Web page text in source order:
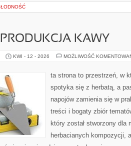
KAWY
KWI - 12 - 2026 MOŻLIWOŚĆ
ta strona to przestrzeń, w
spotyka się z herbatą, a
napojów zamienia się w
treści i bogaty zbiór
który został stworzony dla
herbacianych kompozycji,